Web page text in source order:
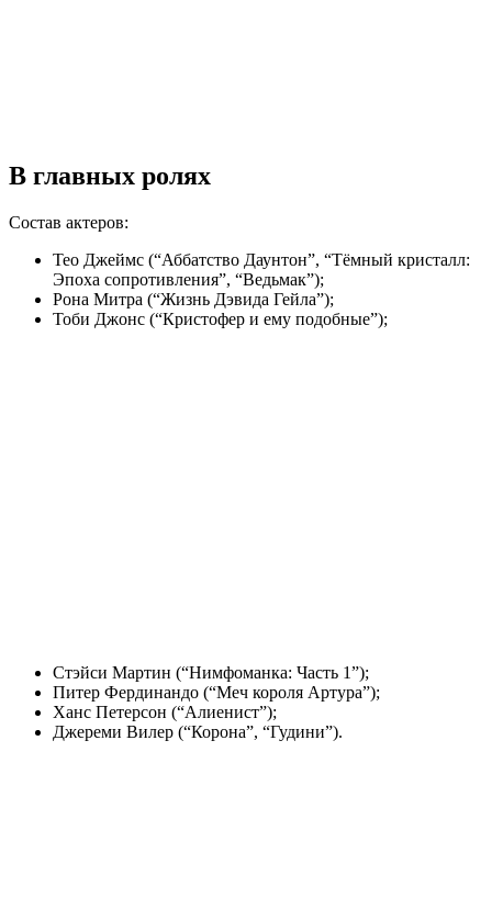
В главных ролях
Состав актеров:
Тео Джеймс (“Аббатство Даунтон”, “Тёмный кристалл:
Эпоха сопротивления”, “Ведьмак”);
Рона Митра (“Жизнь Дэвида Гейла”);
Тоби Джонс (“Кристофер и ему подобные”);
Стэйси Мартин (“Нимфоманка: Часть 1”);
Питер Фердинандо (“Меч короля Артура”);
Ханс Петерсон (“Алиенист”);
Джереми Вилер (“Корона”, “Гудини”).